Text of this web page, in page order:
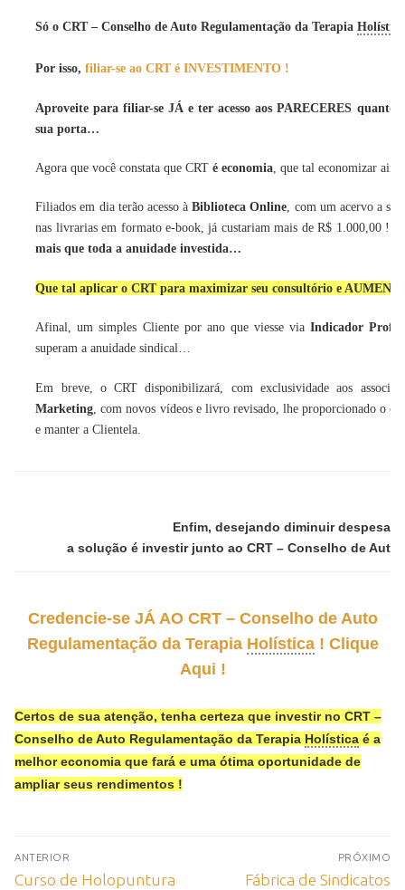
Só o CRT – Conselho de Auto Regulamentação da TerapiaHolística
Por isso,filiar-se ao CRT é INVESTIMENTO !
Aproveite para filiar-se JÁ e ter acesso aos PARECERES
sua porta…
Agora que você constata queCRTé economia , que tal economizar
Filiados em dia terão acesso àBiblioteca Online, com um acervo a se
nas livrarias em formato e-book, já custariam mais de R$ 1.000,00 !
mais que toda a anuidade investida…
Que tal aplicar oCRTpara maximizar seu consultório e
Afinal, um simples Cliente por ano que viesse viaIndicador
superam a anuidade sindical…
Em breve, oCRTdisponibilizará, com exclusividade aos
Marketing , com novos vídeos e livro revisado, lhe proporcionado o
e manter a Clientela.
Enfim, desejando diminuir despesas
a solução é investir junto ao CRT – Conselho de Auto
Credencie-se JÁ AO CRT – Conselho de Auto
Regulamentação da Terapia Holística! Clique
Aqui !
Certos de sua atenção, tenha certeza que investir no CRT –
Conselho de Auto Regulamentação da Terapia Holística é a
melhor economia que fará e uma ótima oportunidade de
ampliar seus rendimentos !
ANTERIOR
Curso de Holopuntura
PRÓXIMO
Fábrica de Sindicatos